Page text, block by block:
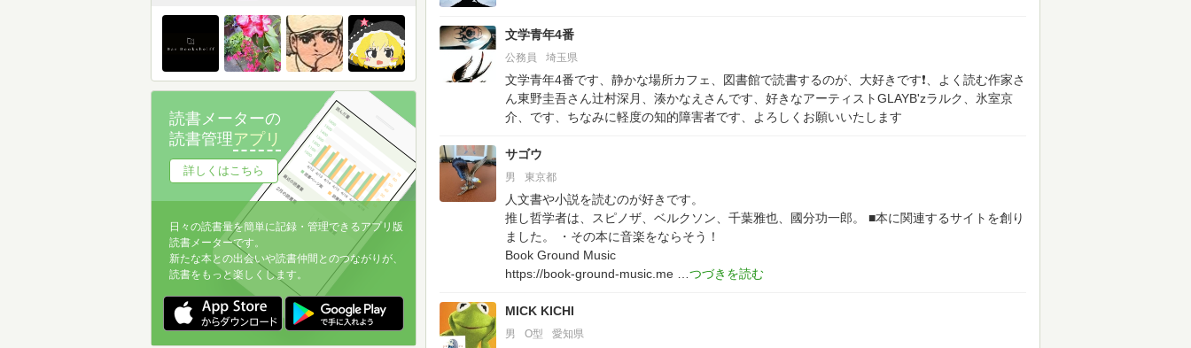
文学青年4番
公務員 埼玉県
文学青年4番です、静かな場所カフェ、図書館で読書するのが、大好きです❗、よく読む作家さ
ん東野圭吾さん辻村深月、湊かなえさんです、好きなアーティストGLAYB'zラルク、氷室京
介、です、ちなみに軽度の知的障害者です、よろしくお願いいたします
サゴウ
男 東京都
人文書や小説を読むのが好きです。
推し哲学者は、スピノザ、ベルクソン、千葉雅也、國分功一郎。
■本に関連するサイトを創り
ました。
・その本に音楽をならそう！
Book Ground Music
https://book-ground-music.me
MICK KICHI
男 O型 愛知県
読書メーターの
読書管理アプリ
詳しくはこちら
日々の読書量を簡単に記録・管理できるアプリ版
読書メーターです。
新たな本との出会いや読書仲間とのつながりが、
読書をもっと楽しくします。